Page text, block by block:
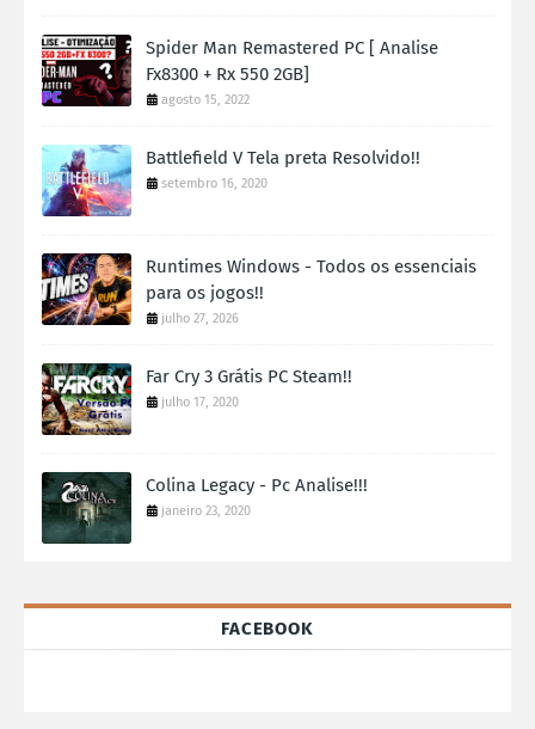
Spider Man Remastered PC [ Analise
Fx8300 + Rx 550 2GB]
agosto 15, 2022
Battlefield V Tela preta Resolvido!!
setembro 16, 2020
Runtimes Windows - Todos os essenciais
para os jogos!!
julho 27, 2026
Far Cry 3 Grátis PC Steam!!
julho 17, 2020
Colina Legacy - Pc Analise!!!
janeiro 23, 2020
FACEBOOK